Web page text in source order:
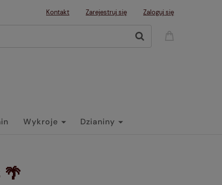
Kontakt Zarejestruj się Zaloguj się
Wykroje Dzianiny